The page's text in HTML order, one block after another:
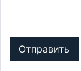
Отправить